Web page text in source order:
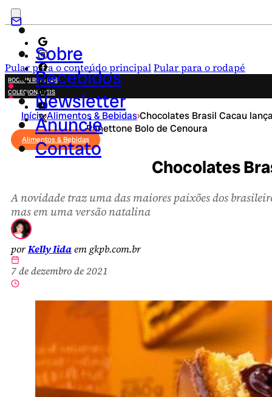
Pular para o conteúdo principalPular para o rodapé
Sobre
Recebidos
Newsletter
Anuncie
Contato
ROCK IN RIO 2026
COLECIONÁVEIS
FESTA JUNINA
NOVIDADES
CAMPANHAS CRIATIVAS
Início›Alimentos & Bebidas›Chocolates Brasil Cacau
Panettone Bolo de Cenoura
Alimentos & Bebidas
Chocolates
A novidade traz uma das maiores paixões dos
mas em uma versão natalina
porKelly Iidaem gkpb.com.br
7 de dezembro de 2021